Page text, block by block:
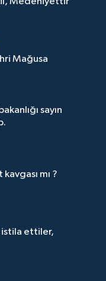
Mağusa
sayın
kavgası mı ?
istila ettiler,